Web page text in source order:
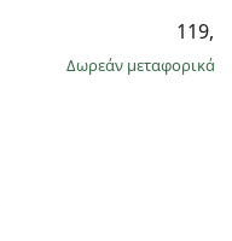
Δωρεάν μεταφορικά